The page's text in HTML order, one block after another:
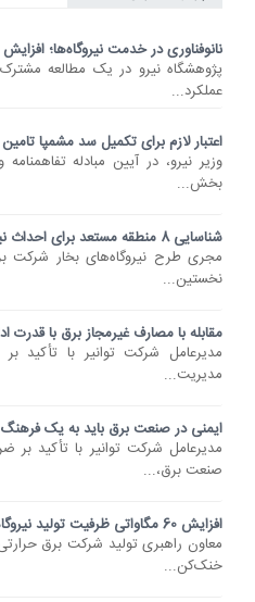
نانوفناوری در خدمت نیروگاه‌ها؛
پژوهشگاه نیرو در یک مطالعه
عملکرد...
اعتبار لازم برای تکمیل سد مشمپا
وزیر نیرو، در آیین مبادله
بخش...
شناسایی 8 منطقه مستعد برای احداث نیروگاه...
مجری طرح نیروگاه‌های بخار شرکت
نخستین...
مقابله با مصارف غیرمجاز برق با قدرت
مدیرعامل شرکت توانیر با تأکید
مدیریت...
ایمنی در صنعت برق باید به یک
مدیرعامل شرکت توانیر با تأکید بر
صنعت برق،...
افزایش 60 مگاواتی ظرفیت تولید نیروگاه رامین برای...
معاون راهبری تولید شرکت برق
خنک‌کن...